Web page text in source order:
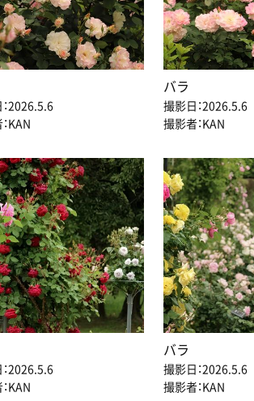
2026.5.6
KAN
バラ
撮影日：2026.5.6
撮影者：KAN
2026.5.6
KAN
バラ
撮影日：2026.5.6
撮影者：KAN